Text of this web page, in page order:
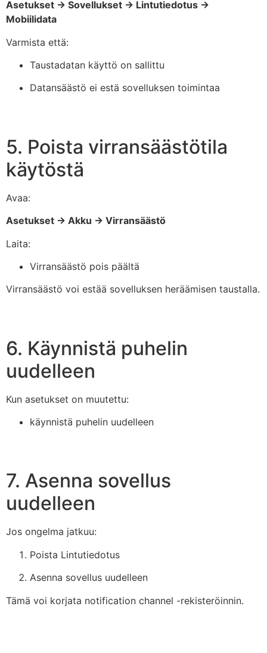
Asetukset → Sovellukset → Lintutiedotus →
Mobiilidata
Varmista että:
Taustadatan käyttö on sallittu
Datansäästö ei estä sovelluksen toimintaa
5. Poista virransäästötila
käytöstä
Avaa:
Asetukset → Akku → Virransäästö
Laita:
Virransäästö pois päältä
Virransäästö voi estää sovelluksen heräämisen taustalla.
6. Käynnistä puhelin
uudelleen
Kun asetukset on muutettu:
käynnistä puhelin uudelleen
7. Asenna sovellus
uudelleen
Jos ongelma jatkuu:
Poista Lintutiedotus
Asenna sovellus uudelleen
Tämä voi korjata notification channel -rekisteröinnin.